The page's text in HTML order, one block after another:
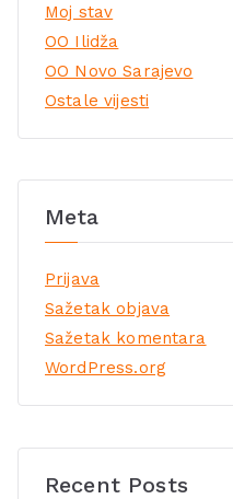
Moj stav
OO Ilidža
OO Novo Sarajevo
Ostale vijesti
Meta
Prijava
Sažetak objava
Sažetak komentara
WordPress.org
Recent Posts